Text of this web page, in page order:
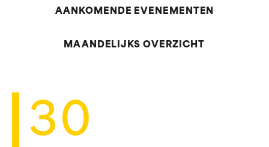
AANKOMENDE EVENEMENTEN
MAANDELIJKS OVERZICHT
30